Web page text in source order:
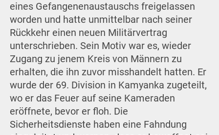
eines Gefangenenaustauschs freigelassen
worden und hatte unmittelbar nach seiner
Rückkehr einen neuen Militärvertrag
unterschrieben. Sein Motiv war es, wieder
Zugang zu jenem Kreis von Männern zu
erhalten, die ihn zuvor misshandelt hatten. Er
wurde der 69. Division in Kamyanka zugeteilt,
wo er das Feuer auf seine Kameraden
eröffnete, bevor er floh. Die
Sicherheitsdienste haben eine Fahndung